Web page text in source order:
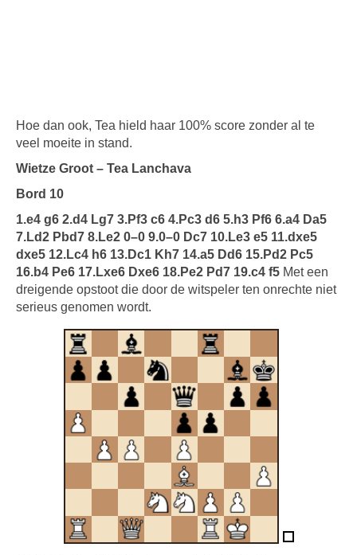
Hoe dan ook, Tea hield haar 100% score zonder al te
veel moeite in stand.
Wietze Groot – Tea Lanchava
Bord 10
1.e4 g6 2.d4 Lg7 3.Pf3 c6 4.Pc3 d6 5.h3 Pf6 6.a4 Da5
7.Ld2 Pbd7 8.Le2 0–0 9.0–0 Dc7 10.Le3 e5 11.dxe5
dxe5 12.Lc4 h6 13.Dc1 Kh7 14.a5 Dd6 15.Pd2 Pc5
16.b4 Pe6 17.Lxe6 Dxe6 18.Pe2 Pd7 19.c4 f5 Met een
dreigende opstoot die door de witspeler ten onrechte niet
serieus genomen wordt.